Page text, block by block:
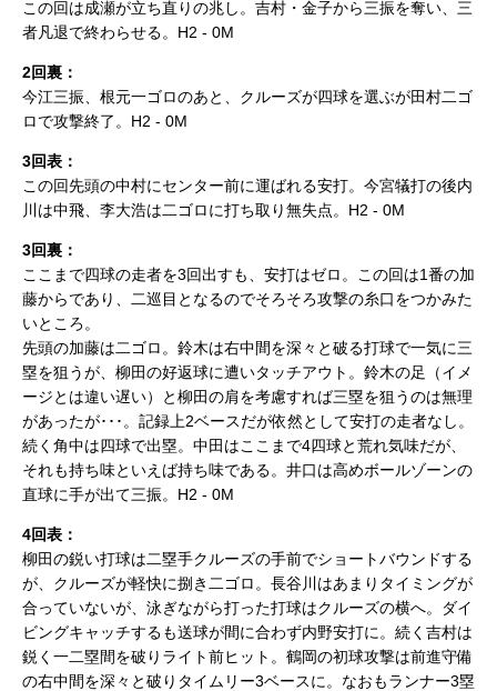
この回は成瀬が立ち直りの兆し。吉村・金子から三振を奪い、三
者凡退で終わらせる。H2 - 0M
2回裏：
今江三振、根元一ゴロのあと、クルーズが四球を選ぶが田村二ゴ
ロで攻撃終了。H2 - 0M
3回表：
この回先頭の中村にセンター前に運ばれる安打。今宮犠打の後内
川は中飛、李大浩は二ゴロに打ち取り無失点。H2 - 0M
3回裏：
ここまで四球の走者を3回出すも、安打はゼロ。この回は1番の加
藤からであり、二巡目となるのでそろそろ攻撃の糸口をつかみた
いところ。
先頭の加藤は二ゴロ。鈴木は右中間を深々と破る打球で一気に三
塁を狙うが、柳田の好返球に遭いタッチアウト。鈴木の足（イメ
ージとは違い遅い）と柳田の肩を考慮すれば三塁を狙うのは無理
があったが･･･。記録上2ベースだが依然として安打の走者なし。
続く角中は四球で出塁。中田はここまで4四球と荒れ気味だが、
それも持ち味といえば持ち味である。井口は高めボールゾーンの
直球に手が出て三振。H2 - 0M
4回表：
柳田の鋭い打球は二塁手クルーズの手前でショートバウンドする
が、クルーズが軽快に捌き二ゴロ。長谷川はあまりタイミングが
合っていないが、泳ぎながら打った打球はクルーズの横へ。ダイ
ビングキャッチするも送球が間に合わず内野安打に。続く吉村は
鋭く一二塁間を破りライト前ヒット。鶴岡の初球攻撃は前進守備
の右中間を深々と破りタイムリー3ベースに。なおもランナー3塁